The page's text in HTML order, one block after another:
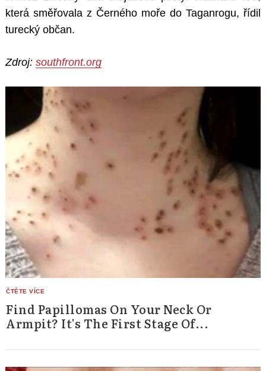
která směřovala z Černého moře do Taganrogu, řídil
turecký občan.
Zdroj: southfront.org
Find Papillomas On Your Neck Or
Armpit? It's The First Stage Of...